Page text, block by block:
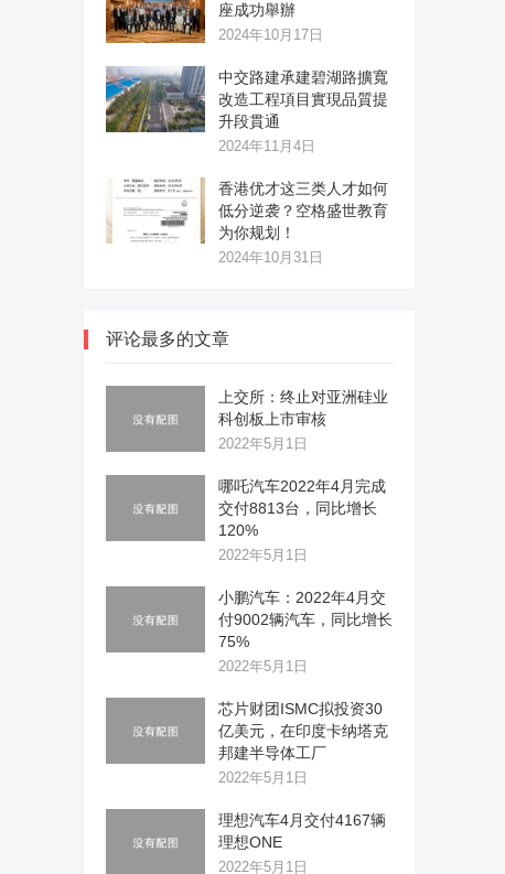
座成功舉辦
2024年10月17日
中交路建承建碧湖路擴寬
改造工程項目實現品質提
升段貫通
2024年11月4日
香港优才这三类人才如何
低分逆袭？空格盛世教育
为你规划！
2024年10月31日
评论最多的文章
上交所：终止对亚洲硅业
科创板上市审核
2022年5月1日
哪吒汽车2022年4月完成
交付8813台，同比增长
120%
2022年5月1日
小鹏汽车：2022年4月交
付9002辆汽车，同比增长
75%
2022年5月1日
芯片财团ISMC拟投资30
亿美元，在印度卡纳塔克
邦建半导体工厂
2022年5月1日
理想汽车4月交付4167辆
理想ONE
2022年5月1日